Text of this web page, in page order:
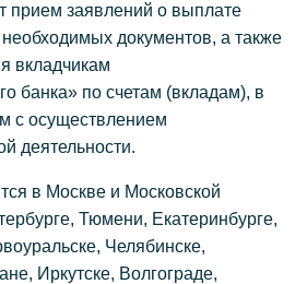
прием заявлений о выплате
документов, а также
вкладчикам
банка» по счетам (вкладам), в
с осуществлением
деятельности.
в Москве и Московской
Тюмени, Екатеринбурге,
Челябинске,
Иркутске, Волгограде,